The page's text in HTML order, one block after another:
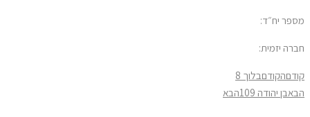
יח״ד:
יזמית:
הקודםבלוך 8
בן יהודה 109 הבא